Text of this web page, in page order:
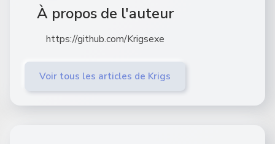
À propos de l'auteur
https://github.com/Krigsexe
Voir tous les articles de Krigs